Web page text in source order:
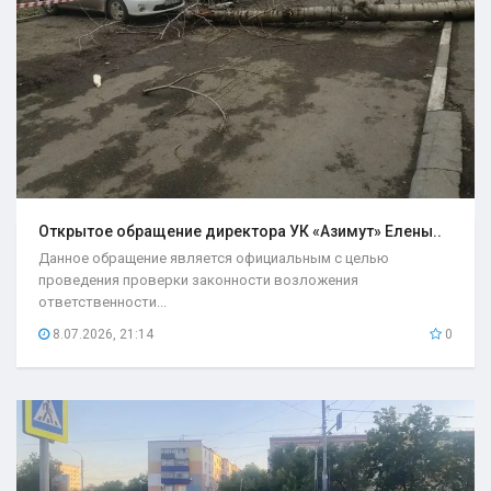
Открытое обращение директора УК «Азимут» Елены..
Данное обращение является официальным с целью
проведения проверки законности возложения
ответственности...
8.07.2026, 21:14 0